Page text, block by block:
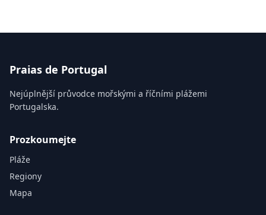
Praias de Portugal
Nejúplnější průvodce mořskými a říčními plážemi
Portugalska.
Prozkoumejte
Pláže
Regiony
Mapa